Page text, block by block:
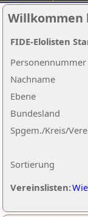
Willkommen
Nachname
Ebene
Sortierung
Personennummer
Bundesland
Spgem./Kreis/
Vereinslisten:
FIDE-Elolisten